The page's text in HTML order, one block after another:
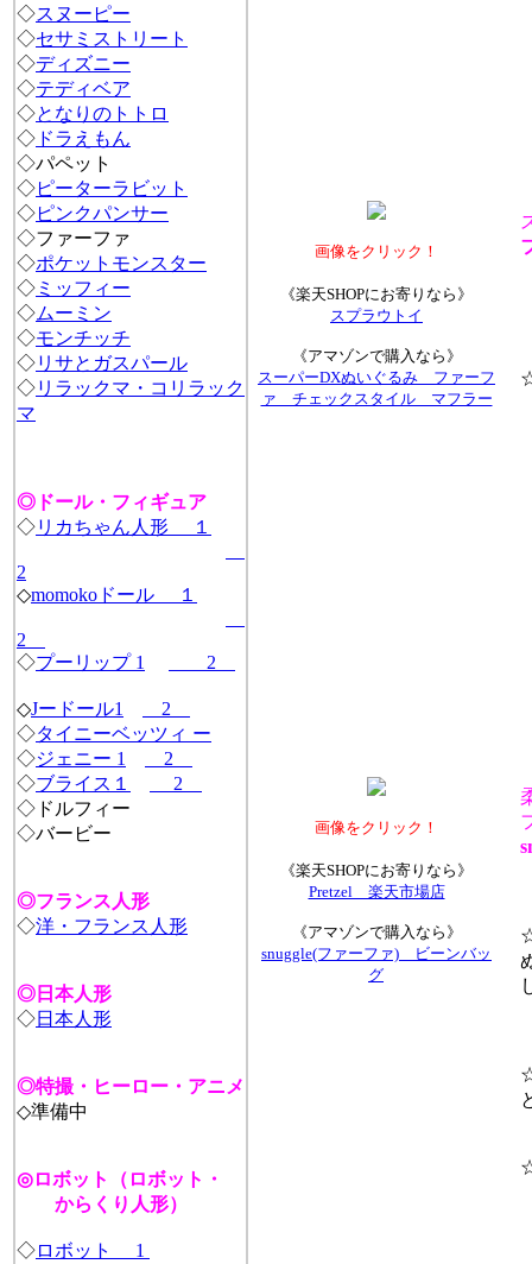
☆
画像をクリック！
《楽天SHOPにお寄りなら》
スプラウトイ
《アマゾンで購入なら》
スーパーDXぬいぐるみ ファーフ
ァ チェックスタイル マフラー
☆
☆
☆
画像をクリック！
《楽天SHOPにお寄りなら》
Pretzel 楽天市場店
《アマゾンで購入なら》
snuggle(ファーファ) ビーンバッ
グ
◇スヌーピー
◇セサミストリート
◇ディズニー
◇テディベア
◇となりのトトロ
◇ ドラえもん
◇パペット
◇ピーターラビット
◇ピンクパンサー
◇ファーファ
◇ポケットモンスター
◇ ミッフィー
◇ムーミン
◇モンチッチ
◇リサとガスパール
◇リラックマ・コリラック
マ
◎ドール・フィギュア
◇リカちゃん人形 １
2
◇momokoドール １
2
◇プーリップ 1 2
◇Jードール1
2
◇タイニーベッツィ ー
◇ジェニー 1
2
◇ブライス１
2
◇ドルフィー
◇バービー
◎フランス人形
◇洋・フランス人形
◎日本人形
◇日本人形
◎特撮・ヒーロー・アニメ
◇準備中
◎ロボット（ロボット・
からくり人形）
◇ロボット 1